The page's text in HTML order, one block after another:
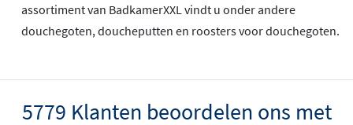
assortiment van BadkamerXXL vindt u onder andere
douchegoten, doucheputten en roosters voor douchegoten.
5779 Klanten beoordelen ons met